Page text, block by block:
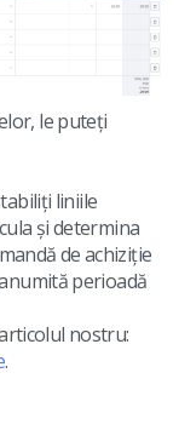
le puteți
liniile
și determina
de achiziție
perioadă
nostru:
.